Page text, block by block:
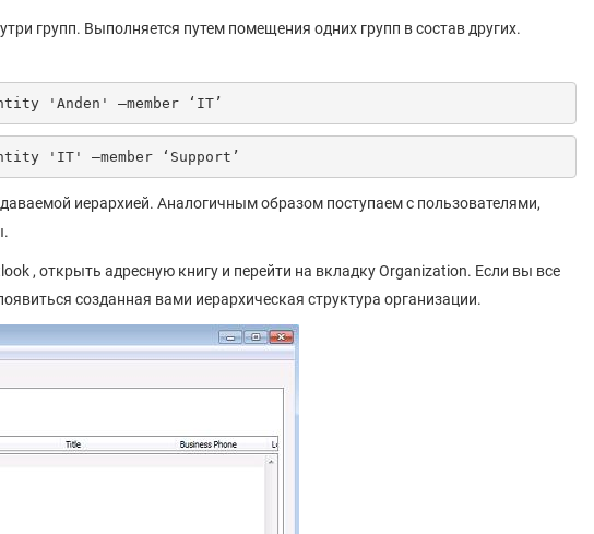
групп. Выполняется путем помещения одних групп в состав других.
'Anden' –member ‘IT’
'IT' –member ‘Support’
иерархией. Аналогичным образом поступаем с пользователями,
, открыть адресную книгу и перейти на вкладку Organization. Если вы все
созданная вами иерархическая структура организации.